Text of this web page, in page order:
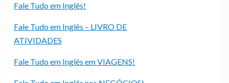
Fale Tudo em Inglês!
Fale Tudo em Inglês – LIVRO DE
ATIVIDADES
Fale Tudo em Inglês em VIAGENS!